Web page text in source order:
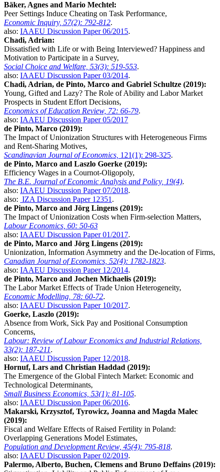
Bäker, Agnes and Mario Mechtel:
Peer Settings Induce Cheating on Task Performance,
Economic Inquiry, 57(2): 792-812.
also: IAAEU Discussion Paper 06/2015.
Chadi, Adrian:
Dissatisfied with Life or with Being Interviewed? Happiness and
Motivation to Participate in a Survey,
Social Choice and Welfare, 53(3): 519-553.
also: IAAEU Discussion Paper 03/2014.
Chadi, Adrian, de Pinto, Marco and Gabriel Schultze (2019):
Young, Gifted and Lazy? The Role of Ability and Labor Market
Prospects in Student Effort Decisions,
Economics of Education Review, 72: 66-79.
also: IAAEU Discussion Paper 05/2017
de Pinto, Marco (2019):
The Impact of Unionization Structures with Heterogeneous Firms
and Rent-Sharing Motives,
Scandinavian Journal of Economics, 121(1): 298-325.
de Pinto, Marco and Laszlo Goerke (2019):
Efficiency Wages in a Cournot-Oligopoly,
The B.E. Journal of Economic Analysis and Policy, 19(4).
also: IAAEU Discussion Paper 07/2018.
also: IZA Discussion Paper 12351 .
de Pinto, Marco and Jörg Lingens (2019):
The Impact of Unionization Costs when Firm-selection Matters,
Labour Economics, 60: 50-63
also: IAAEU Discussion Paper 01/2017.
de Pinto, Marco and Jörg Lingens (2019):
Unionization, Information Asymmetry and the De-location of Firms,
Canadian Journal of Economics, 52(4): 1782-1823.
also: IAAEU Discussion Paper 12/2014.
de Pinto, Marco and Jochen Michaelis (2019):
The Labor Market Effects of Trade Union Heterogeneity,
Economic Modelling, 78: 60-72.
also: IAAEU Discussion Paper 10/2017.
Goerke, Laszlo (2019):
Absence from Work, Sick Pay and Positional Consumption
Concerns,
Labour: Review of Labour Economics and Industrial Relations,
33(2): 187-211.
also: IAAEU Discussion Paper 12/2018.
Hornuf, Lars and Christian Haddad (2019):
The Emergence of the Global Fintech Market: Economic and
Technological Determinants,
Small Business Economics, 53(1): 81-105.
also: IAAEU Discussion Paper 06/2016.
Makarski, Krzysztof, Tyrowicz, Joanna and Magda Malec
(2019):
Fiscal and Welfare Effects of Raised Fertility in Poland:
Overlapping Generations Model Estimates,
Population and Development Review, 45(4): 795-818.
also: IAAEU Discussion Paper 02/2019.
Palermo, Alberto, Buchen, Clemens and Bruno Deffains (2019):